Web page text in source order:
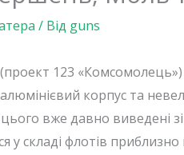
/ Від guns
123
корпус та
вже давно виведені зі
складі флотів приблизно